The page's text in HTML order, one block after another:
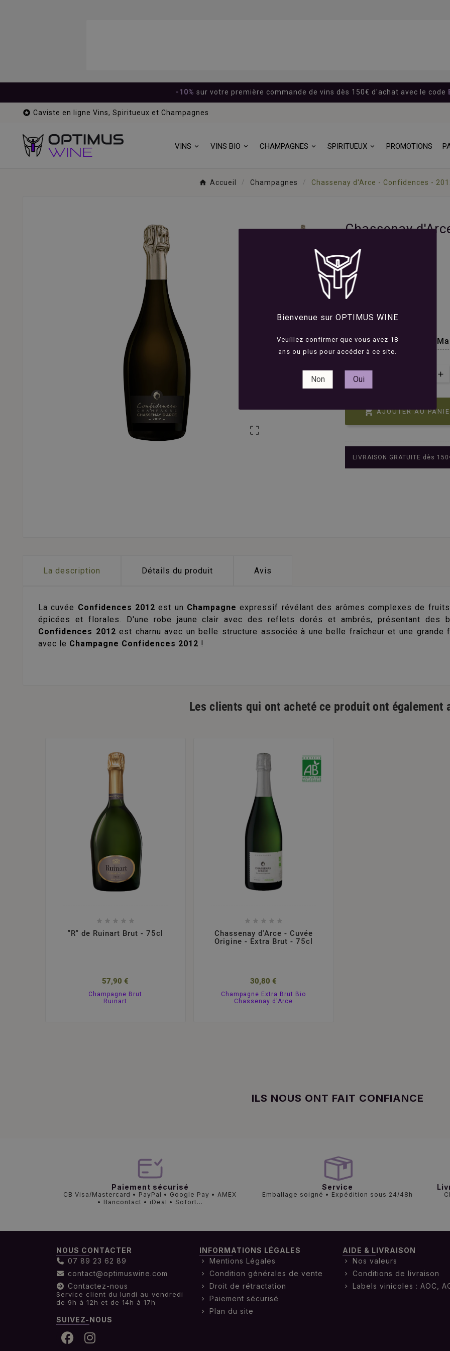
Bienvenue sur OPTIMUS WINE
Veuillez confirmer que vous avez 18
ans ou plus pour accéder à ce site.
Non Oui
-10% sur votre première commande de vins dès 150€ d'achat avec le code
 Caviste en ligne Vins, Spiritueux et Champagnes
VINS VINS BIO CHAMPAGNES SPIRITUEUX PROMOTIONS
Accueil Champagnes Chassenay d'Arce - Confidences -

Chassenay
 
47,00 €
Champagne Brut
La quintessence de la
QUANTITÉ :
 AJOUTER AU
LIVRAISON GRATUITE dès
La description Détails du produit Avis
La cuvée Confidences 2012 est un Champagne expressif révélant des arômes complexes de
épicées et florales. D'une robe jaune clair avec des reflets dorés et ambrés, présentant des
Confidences 2012 est charnu avec un belle structure associée à une belle fraîcheur et une
avec le Champagne Confidences 2012 !
Les clients qui ont acheté ce produit ont également
    
"R" de Ruinart Brut - 75cl
57,90 €
Champagne Brut
Ruinart
    
Chassenay d'Arce - Cuvée
Origine - Extra Brut - 75cl
30,80 €
Champagne Extra Brut Bio
Chassenay d'Arce
ILS NOUS ONT FAIT CONFIANCE
Paiement sécurisé
CB Visa/Mastercard • PayPal • Google Pay • AMEX
• Bancontact • iDeal • Sofort...
Service
Emballage soigné • Expédition sous 24/48h
NOUS CONTACTER
07 89 23 62 89
contact@optimuswine.com
Contactez-nous
Service client du lundi au vendredi
de 9h à 12h et de 14h à 17h
SUIVEZ-NOUS
INFORMATIONS LÉGALES
Mentions Légales
Condition générales de vente
Droit de rétractation
Paiement sécurisé
Plan du site
AIDE & LIVRAISON
Nos valeurs
Conditions de livraison
Labels vinicoles : AOC,